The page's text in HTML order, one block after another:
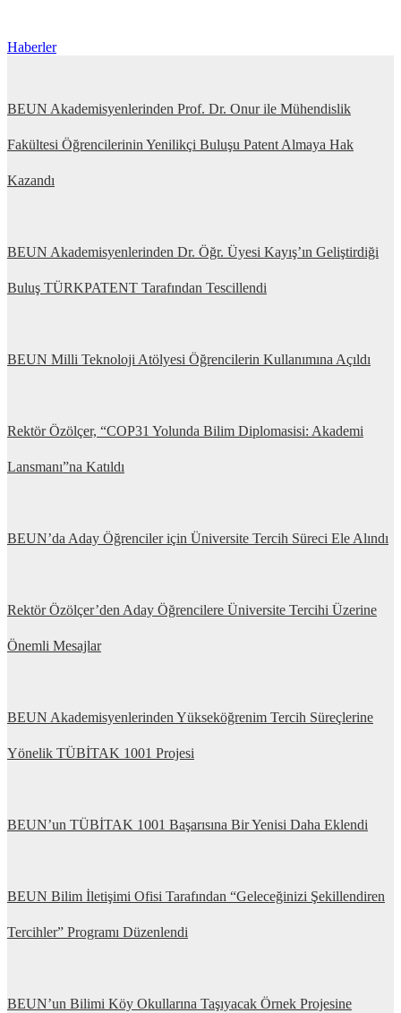
Haberler
BEUN Akademisyenlerinden Prof. Dr. Onur ile Mühendislik
Fakültesi Öğrencilerinin Yenilikçi Buluşu Patent Almaya Hak
Kazandı
BEUN Akademisyenlerinden Dr. Öğr. Üyesi Kayış’ın Geliştirdiği
Buluş TÜRKPATENT Tarafından Tescillendi
BEUN Milli Teknoloji Atölyesi Öğrencilerin Kullanımına Açıldı
Rektör Özölçer, “COP31 Yolunda Bilim Diplomasisi: Akademi
Lansmanı”na Katıldı
BEUN’da Aday Öğrenciler için Üniversite Tercih Süreci Ele Alındı
Rektör Özölçer’den Aday Öğrencilere Üniversite Tercihi Üzerine
Önemli Mesajlar
BEUN Akademisyenlerinden Yükseköğrenim Tercih Süreçlerine
Yönelik TÜBİTAK 1001 Projesi
BEUN’un TÜBİTAK 1001 Başarısına Bir Yenisi Daha Eklendi
BEUN Bilim İletişimi Ofisi Tarafından “Geleceğinizi Şekillendiren
Tercihler” Programı Düzenlendi
BEUN’un Bilimi Köy Okullarına Taşıyacak Örnek Projesine